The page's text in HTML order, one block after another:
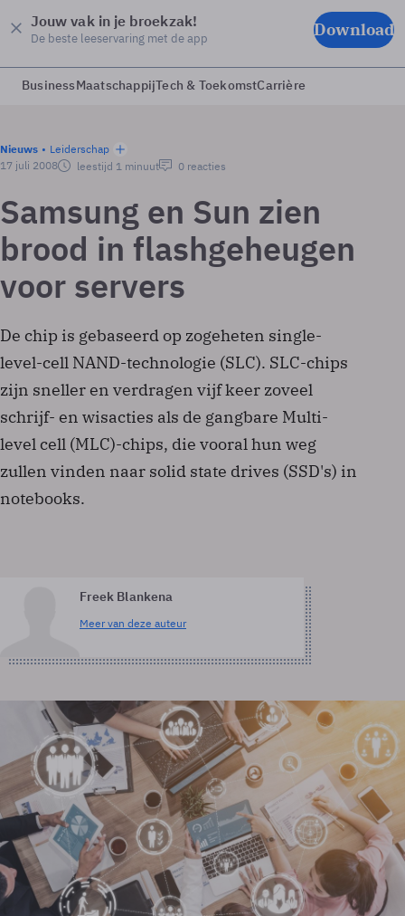
Jouw vak in je broekzak!
De beste leeservaring met de app Download
BusinessMaatschappijTech & ToekomstCarrière
Nieuws
Leiderschap
17 juli 2008
leestijd 1 minuut 0 reacties
Samsung en Sun zien
brood in flashgeheugen
voor servers
De chip is gebaseerd op zogeheten single-
level-cell NAND-technologie (SLC). SLC-chips
zijn sneller en verdragen vijf keer zoveel
schrijf- en wisacties als de gangbare Multi-
level cell (MLC)-chips, die vooral hun weg
zullen vinden naar solid state drives (SSD's) in
notebooks.
Freek Blankena
Meer van deze auteur